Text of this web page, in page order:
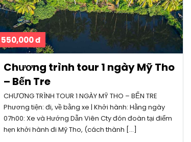
550,000 đ
Chương trình tour 1 ngày Mỹ Tho
– Bến Tre
CHƯƠNG TRÌNH TOUR 1 NGÀY MỸ THO – BẾN TRE
Phương tiện: đi, về bằng xe | Khởi hành: Hằng ngày
07h00: Xe và Hướng Dẫn Viên Cty đón đoàn tại điểm
hẹn khởi hành đi Mỹ Tho, (cách thành […]